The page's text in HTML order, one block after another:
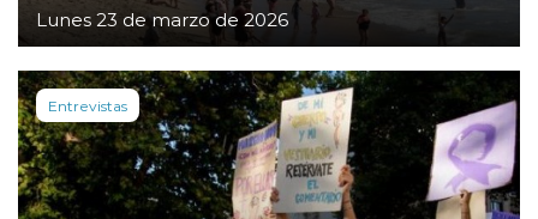
Lunes 23 de marzo de 2026
Entrevistas